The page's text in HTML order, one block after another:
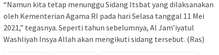
“Namun kita tetap menunggu Sidang Itsbat yang dilaksanakan
oleh Kementerian Agama RI pada hari Selasa tanggal 11 Mei
2021,” tegasnya. Seperti tahun sebelumnya, Al Jam’iyatul
Washliyah Insya Allah akan mengikuti sidang tersebut. (Ras)